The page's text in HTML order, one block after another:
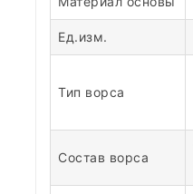
Ед.изм.
Тип ворса
Состав ворса